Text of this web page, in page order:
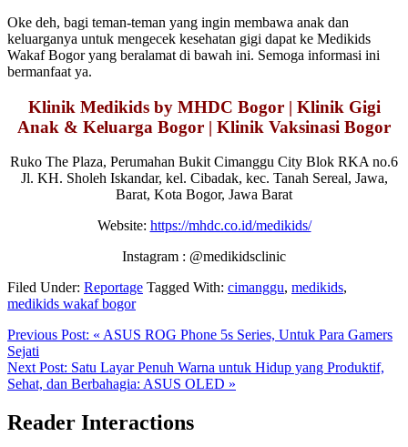
Oke deh, bagi teman-teman yang ingin membawa anak dan
keluarganya untuk mengecek kesehatan gigi dapat ke Medikids
Wakaf Bogor yang beralamat di bawah ini. Semoga informasi ini
bermanfaat ya.
Klinik Medikids by MHDC Bogor | Klinik Gigi
Anak & Keluarga Bogor | Klinik Vaksinasi Bogor
Ruko The Plaza, Perumahan Bukit Cimanggu City Blok RKA no.6
Jl. KH. Sholeh Iskandar, kel. Cibadak, kec. Tanah Sereal, Jawa,
Barat, Kota Bogor, Jawa Barat
Website: https://mhdc.co.id/medikids/
Instagram : @medikidsclinic
Filed Under: Reportage Tagged With: cimanggu, medikids,
medikids wakaf bogor
Previous Post: « ASUS ROG Phone 5s Series, Untuk Para Gamers
Sejati
Next Post: Satu Layar Penuh Warna untuk Hidup yang Produktif,
Sehat, dan Berbahagia: ASUS OLED »
Reader Interactions